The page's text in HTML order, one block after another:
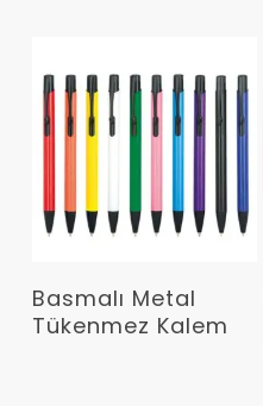
Devamını Oku
Basmalı Metal
Tükenmez Kalem